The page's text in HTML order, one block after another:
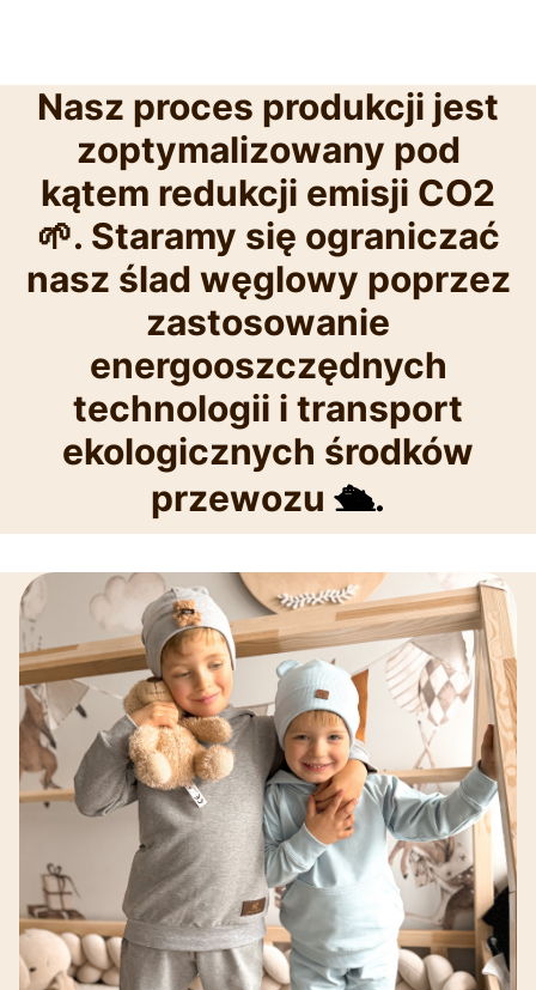
Nasz proces produkcji jest
zoptymalizowany pod
kątem redukcji emisji CO2
🌱. Staramy się ograniczać
nasz ślad węglowy poprzez
zastosowanie
energooszczędnych
technologii i transport
ekologicznych środków
przewozu 🛳️.